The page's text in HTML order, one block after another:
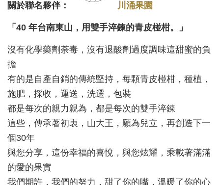
關於聯名夥伴： 川涌果園
「40 年台南東山，用雙手淬鍊的青皮椪柑。」
沒有化學藥劑荼毒，沒有退酸劑過度調味這甜蜜的負
擔
有的是自產自銷的傳統堅持，每顆青皮椪柑，種植，
施肥，採收，運送，洗選，包裝
都是每次的親力親為，都是每次的雙手淬鍊
這些，傳承著初衷，山大王，願為兒立，再創造下一
個30年
與您分享，這份幸福的喜悅，與您炫耀，乘載著滿滿
的愛的果實
我們期許，我們的努力，甜了你的嘴，溫暖了你的心